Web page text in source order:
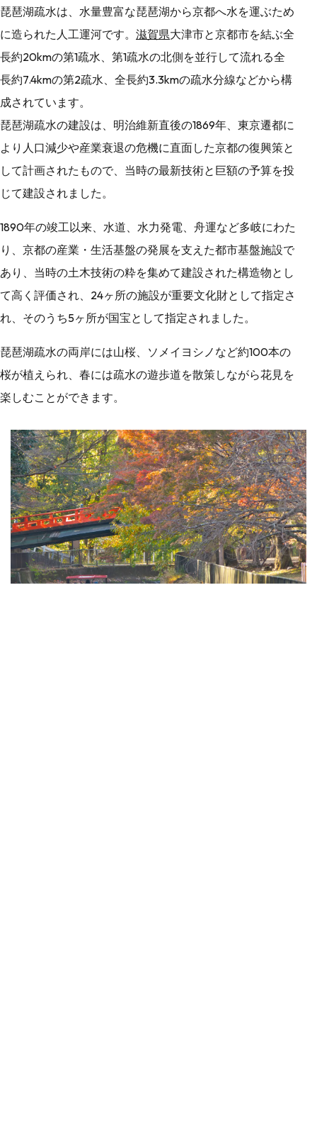
琵琶湖疏水は、水量豊富な琵琶湖から京都へ水を運ぶため
に造られた人工運河です。 滋賀県大津市と京都市を結ぶ全
長約20kmの第1疏水、第1疏水の北側を並行して流れる全
長約7.4kmの第2疏水、全長約3.3kmの疏水分線などから構
成されています。
琵琶湖疏水の建設は、明治維新直後の1869年、東京遷都に
より人口減少や産業衰退の危機に直面した京都の復興策と
して計画されたもので、当時の最新技術と巨額の予算を投
じて建設されました。
1890年の竣工以来、水道、水力発電、舟運など多岐にわた
り、京都の産業・生活基盤の発展を支えた都市基盤施設で
あり、当時の土木技術の粋を集めて建設された構造物とし
て高く評価され、24ヶ所の施設が重要文化財として指定さ
れ、そのうち5ヶ所が国宝として指定されました。
琵琶湖疏水の両岸には山桜、ソメイヨシノなど約100本の
桜が植えられ、春には疏水の遊歩道を散策しながら花見を
楽しむことができます。